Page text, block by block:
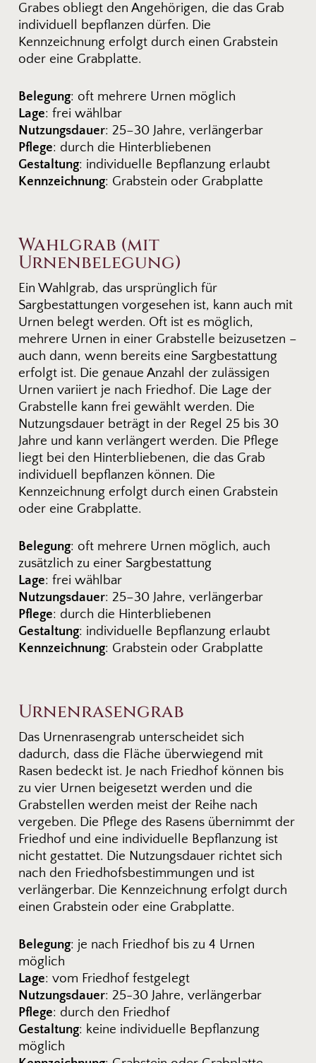
Grabes obliegt den Angehörigen, die das Grab
individuell bepflanzen dürfen. Die
Kennzeichnung erfolgt durch einen Grabstein
oder eine Grabplatte.
Belegung: oft mehrere Urnen möglich
Lage: frei wählbar
Nutzungsdauer: 25–30 Jahre, verlängerbar
Pflege: durch die Hinterbliebenen
Gestaltung: individuelle Bepflanzung erlaubt
Kennzeichnung: Grabstein oder Grabplatte
Wahlgrab (mit
Urnenbelegung)
Ein Wahlgrab, das ursprünglich für
Sargbestattungen vorgesehen ist, kann auch mit
Urnen belegt werden. Oft ist es möglich,
mehrere Urnen in einer Grabstelle beizusetzen –
auch dann, wenn bereits eine Sargbestattung
erfolgt ist. Die genaue Anzahl der zulässigen
Urnen variiert je nach Friedhof. Die Lage der
Grabstelle kann frei gewählt werden. Die
Nutzungsdauer beträgt in der Regel 25 bis 30
Jahre und kann verlängert werden. Die Pflege
liegt bei den Hinterbliebenen, die das Grab
individuell bepflanzen können. Die
Kennzeichnung erfolgt durch einen Grabstein
oder eine Grabplatte.
Belegung: oft mehrere Urnen möglich, auch
zusätzlich zu einer Sargbestattung
Lage: frei wählbar
Nutzungsdauer: 25–30 Jahre, verlängerbar
Pflege: durch die Hinterbliebenen
Gestaltung: individuelle Bepflanzung erlaubt
Kennzeichnung: Grabstein oder Grabplatte
Urnenrasengrab
Das Urnenrasengrab unterscheidet sich
dadurch, dass die Fläche überwiegend mit
Rasen bedeckt ist. Je nach Friedhof können bis
zu vier Urnen beigesetzt werden und die
Grabstellen werden meist der Reihe nach
vergeben. Die Pflege des Rasens übernimmt der
Friedhof und eine individuelle Bepflanzung ist
nicht gestattet. Die Nutzungsdauer richtet sich
nach den Friedhofsbestimmungen und ist
verlängerbar. Die Kennzeichnung erfolgt durch
einen Grabstein oder eine Grabplatte.
Belegung: je nach Friedhof bis zu 4 Urnen
möglich
Lage: vom Friedhof festgelegt
Nutzungsdauer: 25-30 Jahre, verlängerbar
Pflege: durch den Friedhof
Gestaltung: keine individuelle Bepflanzung
möglich